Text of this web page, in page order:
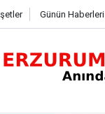
Günün Haberleri